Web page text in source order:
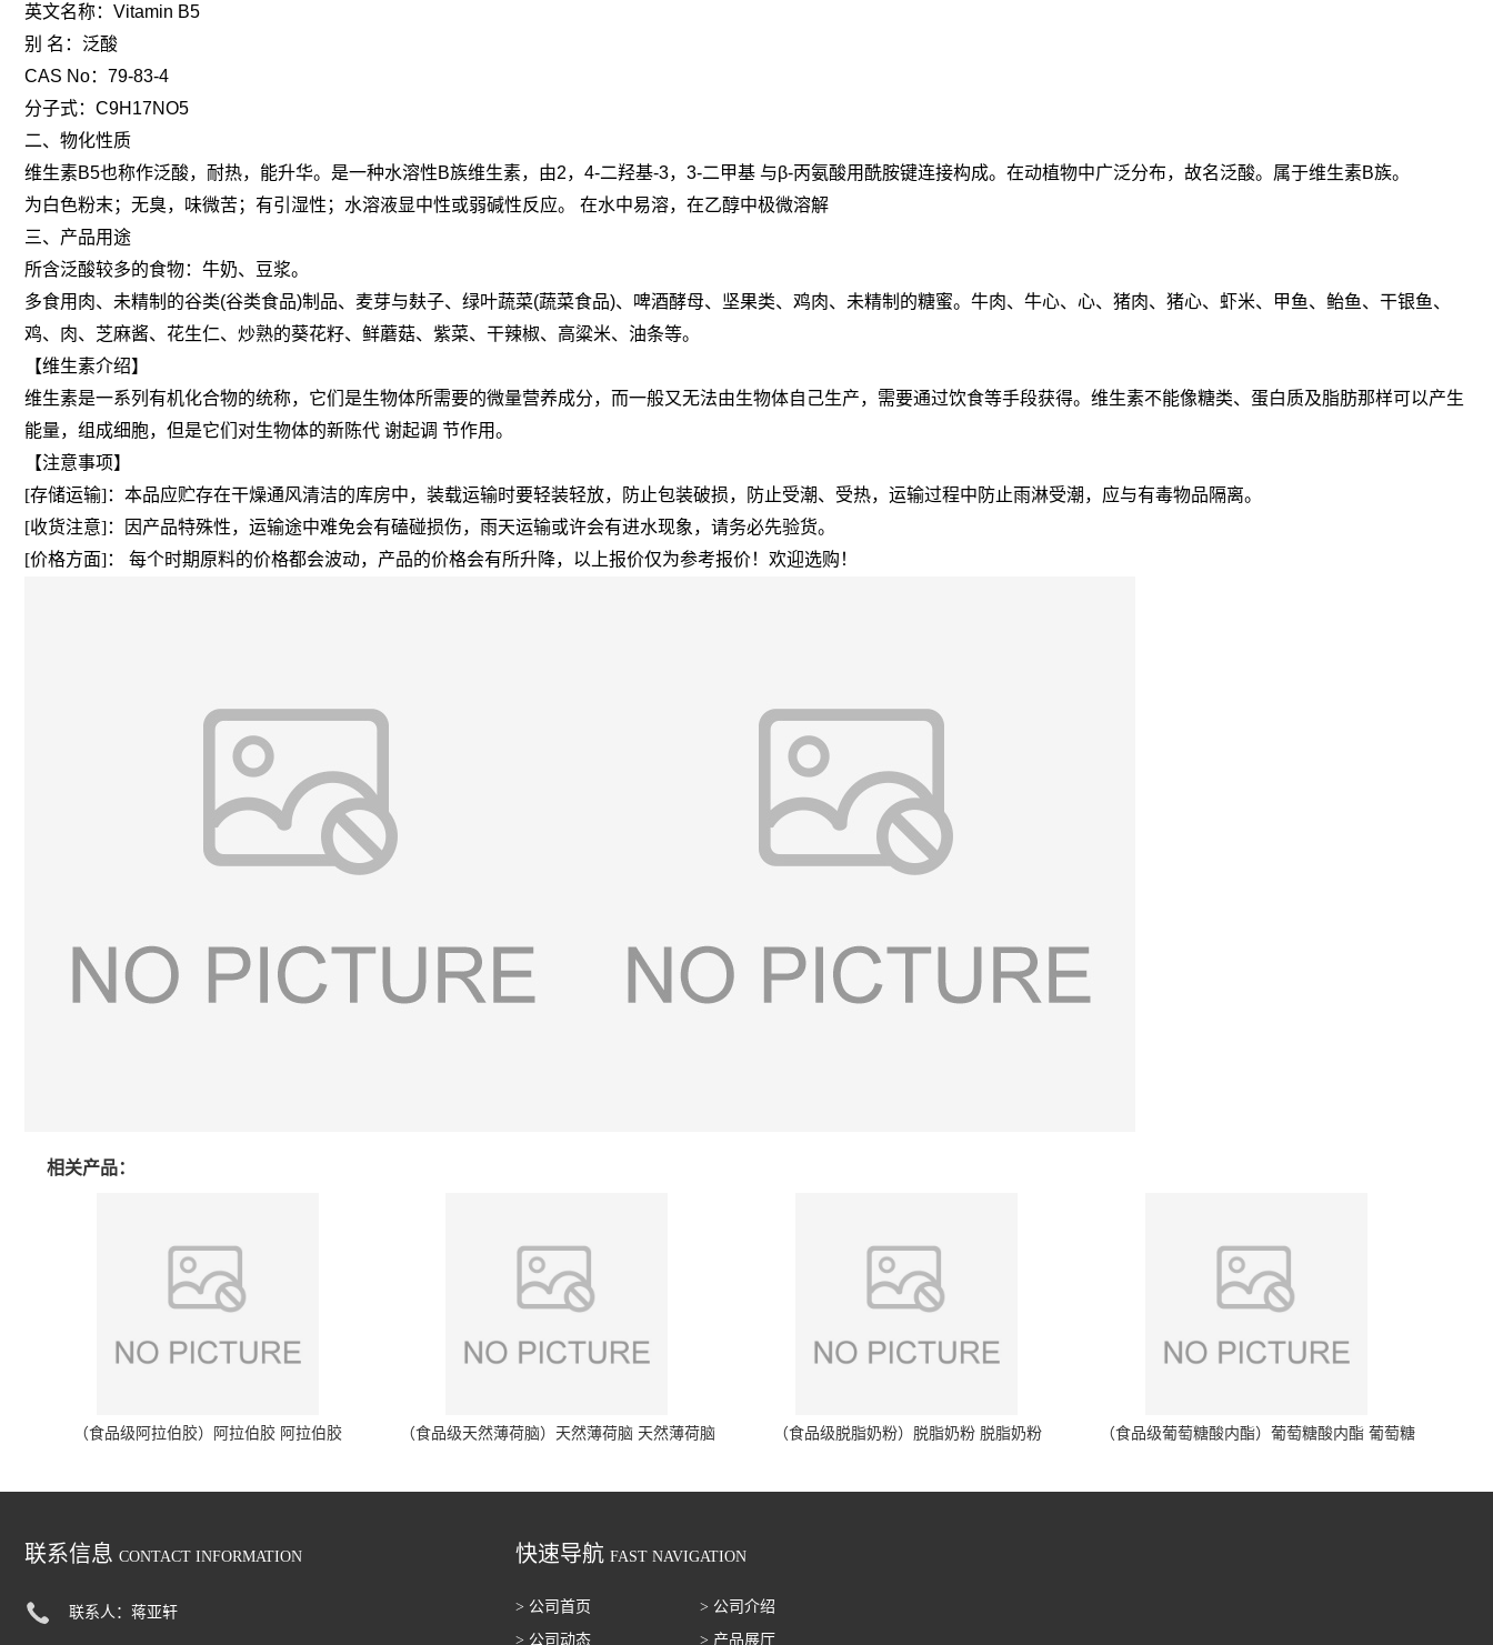
英文名称：Vitamin B5
别 名：泛酸
CAS No：79-83-4
分子式：C9H17NO5
二、物化性质
维生素B5也称作泛酸，耐热，能升华。是一种水溶性B族维生素，由2，4-二羟基-3，3-二甲基 与β-丙氨酸用酰胺键连接构成。在动植物中广泛分布，故名泛酸。属于维生素B族。
为白色粉末；无臭，味微苦；有引湿性；水溶液显中性或弱碱性反应。 在水中易溶，在乙醇中极微溶解
三、产品用途
所含泛酸较多的食物：牛奶、豆浆。
多食用肉、未精制的谷类(谷类食品)制品、麦芽与麸子、绿叶蔬菜(蔬菜食品)、啤酒酵母、坚果类、鸡肉、未精制的糖蜜。牛肉、牛心、心、猪肉、猪心、虾米、甲鱼、鲐鱼、干银鱼、
鸡、肉、芝麻酱、花生仁、炒熟的葵花籽、鲜蘑菇、紫菜、干辣椒、高粱米、油条等。
【维生素介绍】
维生素是一系列有机化合物的统称，它们是生物体所需要的微量营养成分，而一般又无法由生物体自己生产，需要通过饮食等手段获得。维生素不能像糖类、蛋白质及脂肪那样可以产生
能量，组成细胞，但是它们对生物体的新陈代 谢起调 节作用。
【注意事项】
[存储运输]：本品应贮存在干燥通风清洁的库房中，装载运输时要轻装轻放，防止包装破损，防止受潮、受热，运输过程中防止雨淋受潮，应与有毒物品隔离。
[收货注意]：因产品特殊性，运输途中难免会有磕碰损伤，雨天运输或许会有进水现象，请务必先验货。
[价格方面]： 每个时期原料的价格都会波动，产品的价格会有所升降，以上报价仅为参考报价！欢迎选购！
相关产品：
（食品级阿拉伯胶）阿拉伯胶 阿拉伯胶 （食品级天然薄荷脑）天然薄荷脑 天然薄荷脑 （食品级脱脂奶粉）脱脂奶粉 脱脂奶粉
（食品级葡萄糖酸内酯）葡萄糖酸内酯 葡萄糖
联系信息 CONTACT INFORMATION
联系人：蒋亚轩
快速导航 FAST NAVIGATION
> 公司首页
> 公司介绍
> 公司动态
> 产品展厅